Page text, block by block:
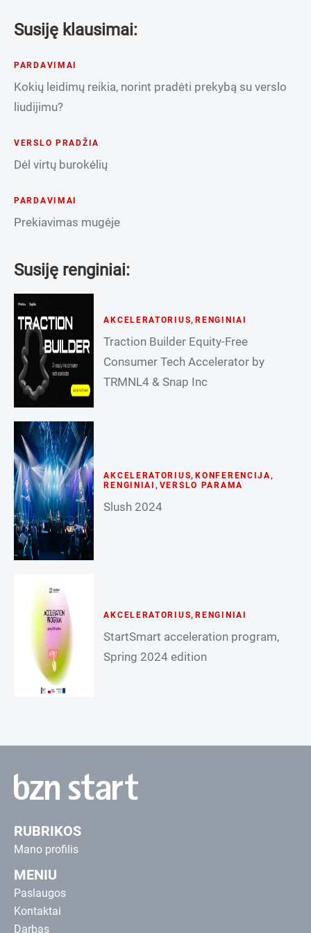
Susiję klausimai:
PARDAVIMAI
Kokių leidimų reikia, norint pradėti prekybą su verslo
liudijimu?
VERSLO PRADŽIA
Dėl virtų burokėlių
PARDAVIMAI
Prekiavimas mugėje
Susiję renginiai:
AKCELERATORIUS, RENGINIAI
Traction Builder Equity-Free
Consumer Tech Accelerator by
TRMNL4 & Snap Inc
AKCELERATORIUS, KONFERENCIJA,
RENGINIAI , VERSLO PARAMA
Slush 2024
AKCELERATORIUS, RENGINIAI
StartSmart acceleration program,
Spring 2024 edition
RUBRIKOS
Mano profilis
MENIU
Paslaugos
Kontaktai
Darbas